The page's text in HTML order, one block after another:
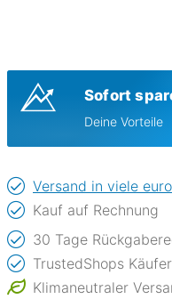
Sofort
Deine Vorteile
Versand in viele
Kauf auf Rechnung
30 Tage
TrustedShops
Klimaneutraler